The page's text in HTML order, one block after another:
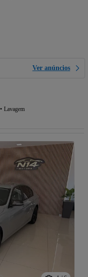
Ver anúncios
Lavagem